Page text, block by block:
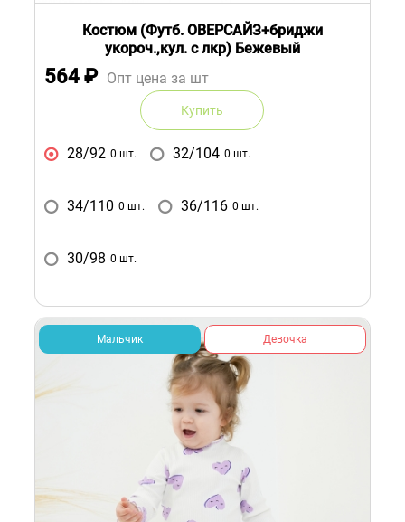
Костюм (Футб. ОВЕРСАЙЗ+бриджи
укороч.,кул. с лкр) Бежевый
564 ₽ Опт цена за шт
Купить
28/92 0 шт. 32/104 0 шт.
34/110 0 шт. 36/116 0 шт.
30/98 0 шт.
Мальчик Девочка